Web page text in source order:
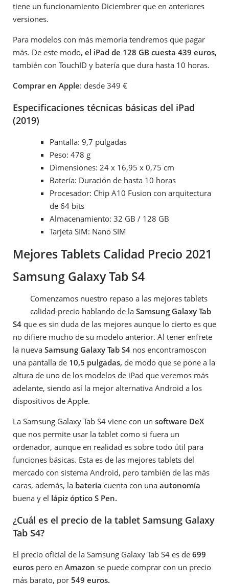
tiene un funcionamiento Diciembrer que en anteriores
versiones.
Para modelos con más memoria tendremos que pagar
más. De este modo, el iPad de 128 GB cuesta 439 euros,
también con TouchID y batería que dura hasta 10 horas.
Comprar en Apple: desde 349 €
Especificaciones técnicas básicas del iPad
(2019)
Pantalla: 9,7 pulgadas
Peso: 478 g
Dimensiones: 24 x 16,95 x 0,75 cm
Batería: Duración de hasta 10 horas
Procesador: Chip A10 Fusion con arquitectura
de 64 bits
Almacenamiento: 32 GB / 128 GB
Tarjeta SIM: Nano SIM
Mejores Tablets Calidad Precio 2021
Samsung Galaxy Tab S4
Comenzamos nuestro repaso a las mejores tablets
calidad-precio hablando de laSamsung Galaxy Tab
S4 que es sin duda de las mejores aunque lo cierto es que
no difiere mucho de su modelo anterior. Al tener enfrete
la nueva Samsung Galaxy Tab S4 nos encontramoscon
una pantalla de 10,5 pulgadas, de modo que se pone a la
altura de uno de los modelos de iPad que veremos más
adelante, siendo así la mejor alternativa Android a los
dispositivos de Apple.
La Samsung Galaxy Tab S4 viene con un software DeX
que nos permite usar la tablet como si fuera un
ordenador, aunque en realidad es sobre todo útil para
funciones básicas. Esta es de las mejores tablets del
mercado con sistema Android, pero también de las más
caras, además, la batería cuenta con una autonomía
buena y el lápiz óptico S Pen.
¿Cuál es el precio de la tablet Samsung Galaxy
Tab S4?
El precio oficial de la Samsung Galaxy Tab S4 es de 699
euros pero en Amazon se puede comprar con un precio
más barato, por 549 euros.